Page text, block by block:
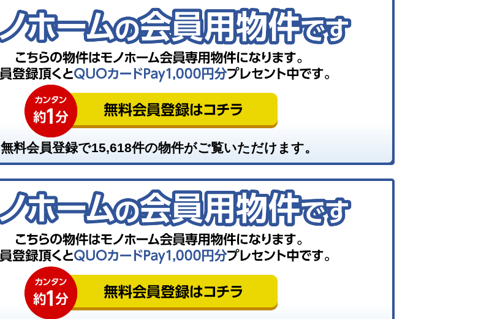
無料会員登録で15,618件の物件がご覧いただけます。